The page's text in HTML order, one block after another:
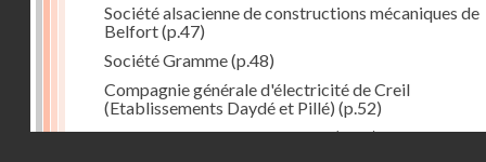
Société alsacienne de constructions mécaniques de
Belfort(p.47)
Société Gramme(p.48)
Compagnie générale d'électricité de Creil
(Etablissements Daydé et Pillé) (p.52)
Compagnie générale de Nancy(p.52)